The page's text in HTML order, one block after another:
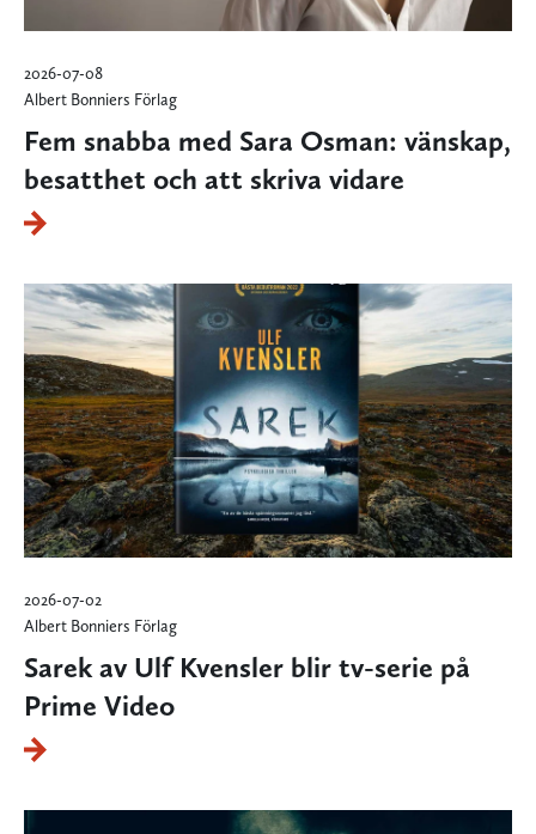
2026-07-08
Albert Bonniers Förlag
Fem snabba med Sara Osman: vänskap,
besatthet och att skriva vidare
2026-07-02
Albert Bonniers Förlag
Sarek av Ulf Kvensler blir tv-serie på
Prime Video